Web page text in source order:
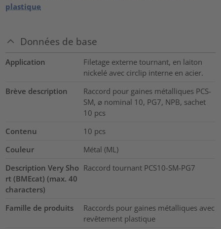
plastique
Données de base
Application
Filetage externe tournant, en laiton
nickelé avec circlip interne en acier.
Brève description
Raccord pour gaines métalliques PCS-
SM, ⌀ nominal 10, PG7, NPB, sachet
10 pcs
Contenu
10 pcs
Couleur
Métal (ML)
Description Very Sho
rt (BMEcat) (max. 40
characters)
Raccord tournant PCS10-SM-PG7
Famille de produits
Raccords pour gaines métalliques avec
revêtement plastique